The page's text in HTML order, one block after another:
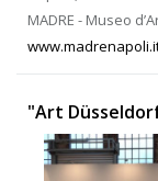
MADRE - Museo
"Art